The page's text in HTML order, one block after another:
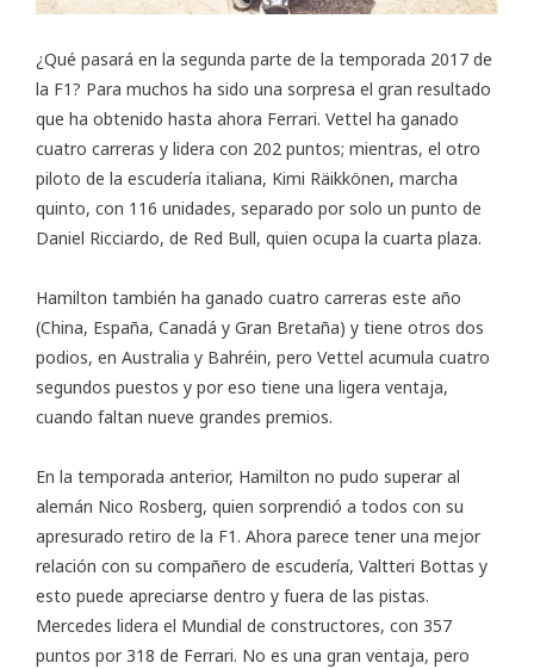
¿Qué pasará en la segunda parte de la temporada 2017 de
la F1? Para muchos ha sido una sorpresa el gran resultado
que ha obtenido hasta ahora Ferrari. Vettel ha ganado
cuatro carreras y lidera con 202 puntos; mientras, el otro
piloto de la escudería italiana, Kimi Räikkönen, marcha
quinto, con 116 unidades, separado por solo un punto de
Daniel Ricciardo, de Red Bull, quien ocupa la cuarta plaza.
Hamilton también ha ganado cuatro carreras este año
(China, España, Canadá y Gran Bretaña) y tiene otros dos
podios, en Australia y Bahréin, pero Vettel acumula cuatro
segundos puestos y por eso tiene una ligera ventaja,
cuando faltan nueve grandes premios.
En la temporada anterior, Hamilton no pudo superar al
alemán Nico Rosberg, quien sorprendió a todos con su
apresurado retiro de la F1. Ahora parece tener una mejor
relación con su compañero de escudería, Valtteri Bottas y
esto puede apreciarse dentro y fuera de las pistas.
Mercedes lidera el Mundial de constructores, con 357
puntos por 318 de Ferrari. No es una gran ventaja, pero